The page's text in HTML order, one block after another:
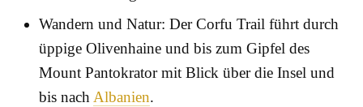
Wandern und Natur: Der Corfu Trail führt durch
üppige Olivenhaine und bis zum Gipfel des
Mount Pantokrator mit Blick über die Insel und
bis nachAlbanien.